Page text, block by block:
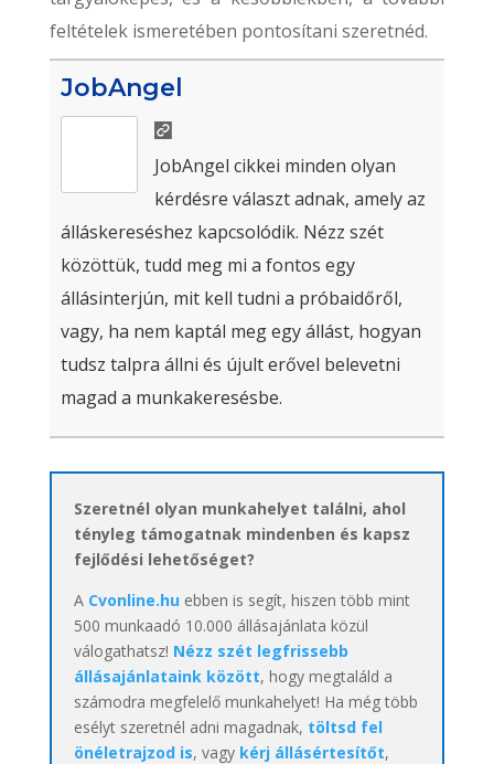
feltételek ismeretében pontosítani szeretnéd.
JobAngel
JobAngel cikkei minden olyan
kérdésre választ adnak, amely az
álláskereséshez kapcsolódik. Nézz szét
közöttük, tudd meg mi a fontos egy
állásinterjún, mit kell tudni a próbaidőről,
vagy, ha nem kaptál meg egy állást, hogyan
tudsz talpra állni és újult erővel belevetni
magad a munkakeresésbe.
Szeretnél olyan munkahelyet találni, ahol
tényleg támogatnak mindenben és kapsz
fejlődési lehetőséget?
A Cvonline.huebben is segít, hiszen több mint
500 munkaadó 10.000 állásajánlata közül
válogathatsz! Nézz szét legfrissebb
állásajánlataink között, hogy megtaláld a
számodra megfelelő munkahelyet! Ha még több
esélyt szeretnél adni magadnak, töltsd fel
önéletrajzod is, vagy kérj állásértesítőt,